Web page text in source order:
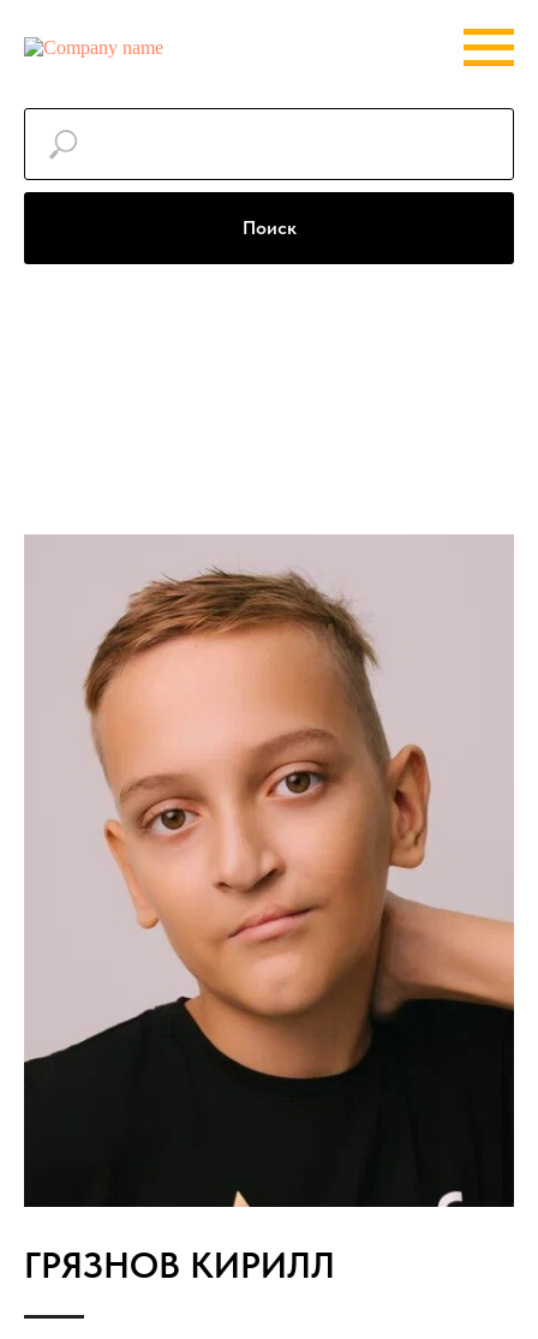
Поиск
ГРЯЗНОВ КИРИЛЛ